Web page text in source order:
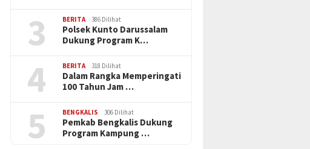
3 BERITA 386 Dilihat
Polsek Kunto Darussalam
Dukung Program K…
4 BERITA 318 Dilihat
Dalam Rangka Memperingati
100 Tahun Jam …
5 BENGKALIS 306 Dilihat
Pemkab Bengkalis Dukung
Program Kampung …